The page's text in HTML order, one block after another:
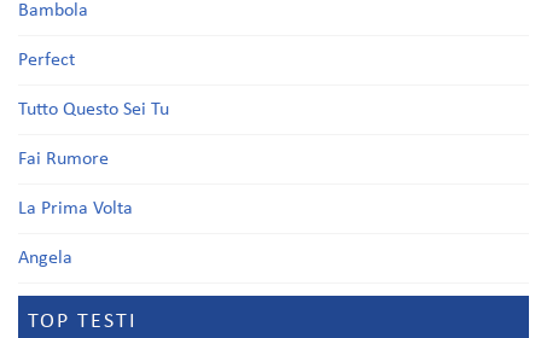
Bambola
Perfect
Tutto Questo Sei Tu
Fai Rumore
La Prima Volta
Angela
TOP TESTI